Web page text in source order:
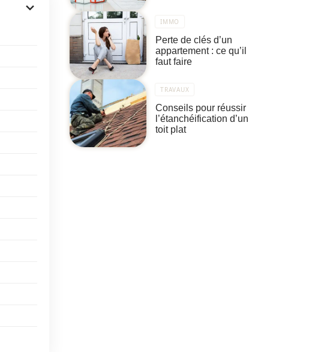
IMMO
Perte de clés d’un
appartement : ce qu’il
faut faire
TRAVAUX
Conseils pour réussir
l’étanchéification d’un
toit plat